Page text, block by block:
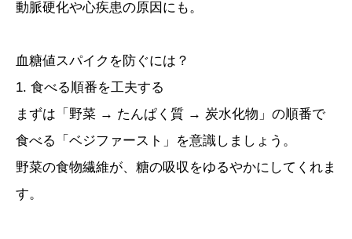
動脈硬化や心疾患の原因にも。
血糖値スパイクを防ぐには？
1. 食べる順番を工夫する
まずは「野菜 → たんぱく質 → 炭水化物」の順番で
食べる「ベジファースト」を意識しましょう。
野菜の食物繊維が、糖の吸収をゆるやかにしてくれま
す。